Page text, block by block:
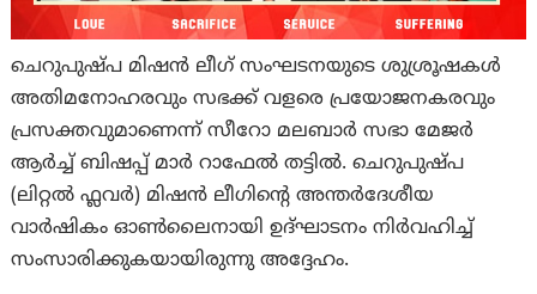
ചെറുപുഷ്പ മിഷൻ ലീഗ് സംഘടനയുടെ ശുശ്രൂഷകൾ
അതിമനോഹരവും സഭക്ക് വളരെ പ്രയോജനകരവും
പ്രസക്തവുമാണെന്ന് സീറോ മലബാർ സഭാ മേജർ
ആർച്ച് ബിഷപ്പ് മാർ റാഫേൽ തട്ടിൽ. ചെറുപുഷ്പ
(ലിറ്റൽ ഫ്ലവർ) മിഷൻ ലീഗിന്റെ അന്തർദേശീയ
വാർഷികം ഓൺലൈനായി ഉദ്ഘാടനം നിർവഹിച്ച്
സംസാരിക്കുകയായിരുന്നു അദ്ദേഹം.